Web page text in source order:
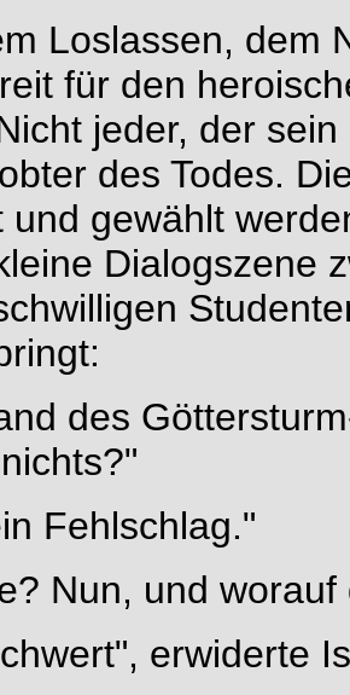
Loslassen, dem
für den
jeder, der
des Todes.
und gewählt
Dialogszene
des
Fehlschlag."
Nun, und
erwiderte